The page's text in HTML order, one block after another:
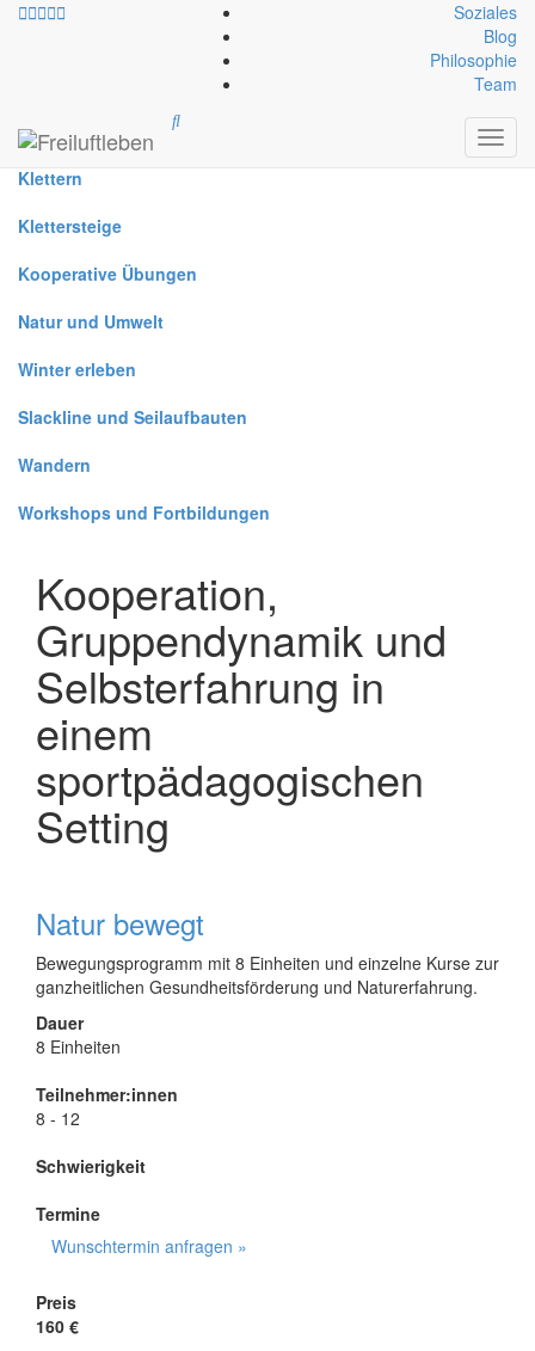
Soziales
Blog
Philosophie
Team
Canyoning
Klettern
Klettersteige
Kooperative Übungen
Natur und Umwelt
Winter erleben
Slackline und Seilaufbauten
Wandern
Workshops und Fortbildungen
Kooperation,
Gruppendynamik und
Selbsterfahrung in
einem
sportpädagogischen
Setting
Natur bewegt
Bewegungsprogramm mit 8 Einheiten und einzelne Kurse zur
ganzheitlichen Gesundheitsförderung und Naturerfahrung.
Dauer
8 Einheiten
Teilnehmer:innen
8 - 12
Schwierigkeit
Termine
Wunschtermin anfragen »
Preis
160 €